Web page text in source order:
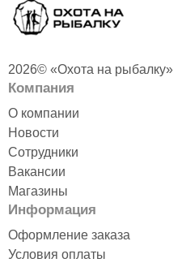
2026© «Охота на рыбалку»
Компания
О компании
Новости
Сотрудники
Вакансии
Магазины
Информация
Оформление заказа
Условия оплаты